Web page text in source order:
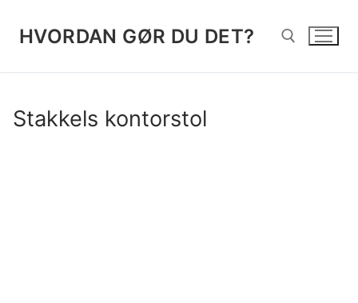
HVORDAN GØR DU DET?
Stakkels kontorstol